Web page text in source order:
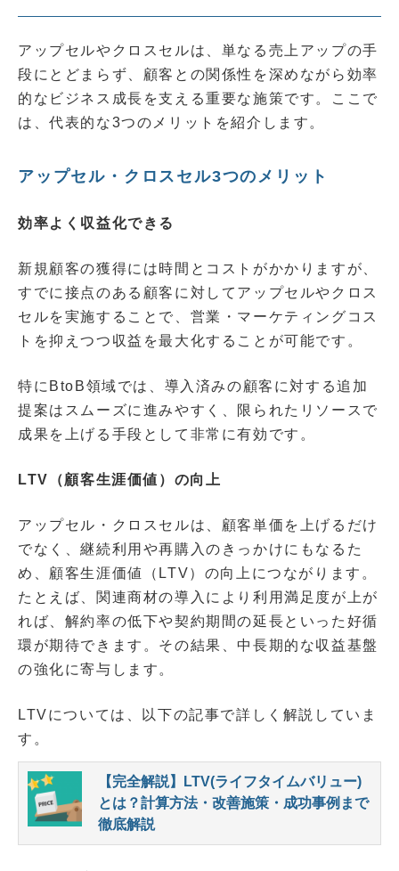
アップセルやクロスセルは、単なる売上アップの手
段にとどまらず、顧客との関係性を深めながら効率
的なビジネス成長を支える重要な施策です。ここで
は、代表的な3つのメリットを紹介します。
アップセル・クロスセル3つのメリット
効率よく収益化できる
新規顧客の獲得には時間とコストがかかりますが、
すでに接点のある顧客に対してアップセルやクロス
セルを実施することで、営業・マーケティングコス
トを抑えつつ収益を最大化することが可能です。
特にBtoB領域では、導入済みの顧客に対する追加
提案はスムーズに進みやすく、限られたリソースで
成果を上げる手段として非常に有効です。
LTV（顧客生涯価値）の向上
アップセル・クロスセルは、顧客単価を上げるだけ
でなく、継続利用や再購入のきっかけにもなるた
め、顧客生涯価値（LTV）の向上につながります。
たとえば、関連商材の導入により利用満足度が上が
れば、解約率の低下や契約期間の延長といった好循
環が期待できます。その結果、中長期的な収益基盤
の強化に寄与します。
LTVについては、以下の記事で詳しく解説していま
す。
【完全解説】LTV(ライフタイムバリュー)
とは？計算方法・改善施策・成功事例まで
徹底解説